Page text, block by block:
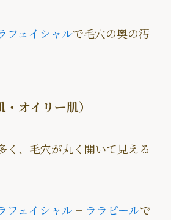
フェイシャルで毛穴の奥の汚
オイリー肌）
く、毛穴が丸く開いて見える
フェイシャル+ ララピールで